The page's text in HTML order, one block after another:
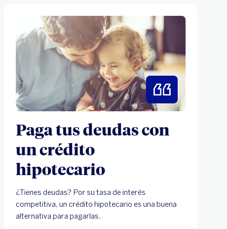
Paga tus deudas con
un crédito
hipotecario
¿Tienes deudas? Por su tasa de interés
competitiva, un crédito hipotecario es una buena
alternativa para pagarlas.